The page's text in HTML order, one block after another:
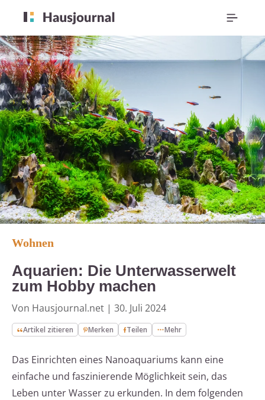
Wohnen
Aquarien: Die Unterwasserwelt
zum Hobby machen
Von Hausjournal.net | 30. Juli 2024
Artikel zitieren Merken Teilen Mehr
Das Einrichten eines Nanoaquariums kann eine
einfache und faszinierende Möglichkeit sein, das
Leben unter Wasser zu erkunden. In dem folgenden